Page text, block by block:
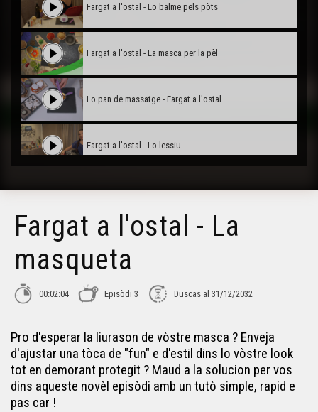
Fargat a l'ostal - Lo balme pels pòts
Fargat a l'ostal - La masca per la pèl
Lo pan de massatge - Fargat a l'ostal
Fargat a l'ostal - Lo lessiu
Fargat a l'ostal - Lo destacant
Fargat a l'ostal - Lo desodorant
Fargat a l'ostal - La crèma idratanta
Fargat a l'ostal - Pastilhas pel lava-vaissèla
Fargat a l'ostal - Sonh Descotissant
Fargat a l'ostal - La
masqueta
00:02:04 Episòdi 3 Duscas al 31/12/2032
Pro d'esperar la liurason de vòstre masca ? Enveja
d'ajustar una tòca de "fun" e d'estil dins lo vòstre look
tot en demorant protegit ? Maud a la solucion per vos
dins aqueste novèl episòdi amb un tutò simple, rapid e
pas car !